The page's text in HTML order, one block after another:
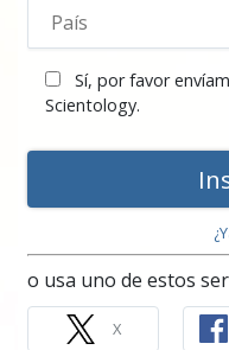
Sí, por favor
Scientology.
o usa uno de estos
X